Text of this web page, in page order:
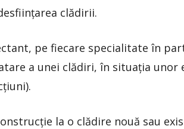
clădirii.
pe fiecare specialitate în
a unei clădiri, în situația
la o clădire nouă sau